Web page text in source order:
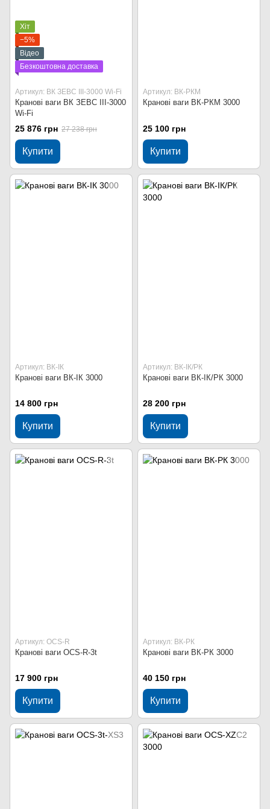
Хіт
−5%
Відео
Безкоштовна доставка
Артикул: ВК ЗЕВС ІІІ-3000 Wi-Fi
Кранові ваги ВК ЗЕВС ІІІ-3000
Wi-Fi
25 876 грн 27 238 грн
Купити
Артикул: ВК-РКМ
Кранові ваги ВК-РКМ 3000
25 100 грн
Купити
Артикул: ВК-ІК
Кранові ваги ВК-ІК 3000
14 800 грн
Купити
Артикул: ВК-ІК/РК
Кранові ваги ВК-ІК/РК 3000
28 200 грн
Купити
Артикул: OCS-R
Кранові ваги OCS-R-3t
17 900 грн
Купити
Артикул: ВК-РК
Кранові ваги ВК-РК 3000
40 150 грн
Купити